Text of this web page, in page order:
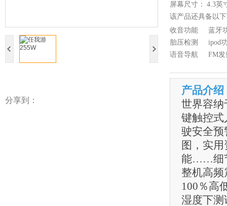
分享到：
屏幕尺寸： 4.3英
该产品还具备以
收音功能
蓝牙
胎压检测
ipod
语音导航
FM发
产品介绍
世界容纳
键触控式
驶安全预
图，实
能……细
整机高频
100％高
湿度下测